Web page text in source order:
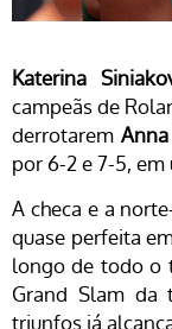
Katerina
campeãs de
derrotarem
por 6-2 e 7-5,
A checa e a
quase perfeita
longo de todo o
Grand Slam da
triunfos já